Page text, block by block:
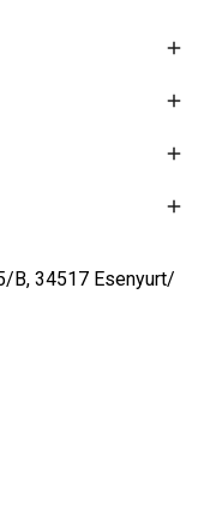
B, 34517 Esenyurt/